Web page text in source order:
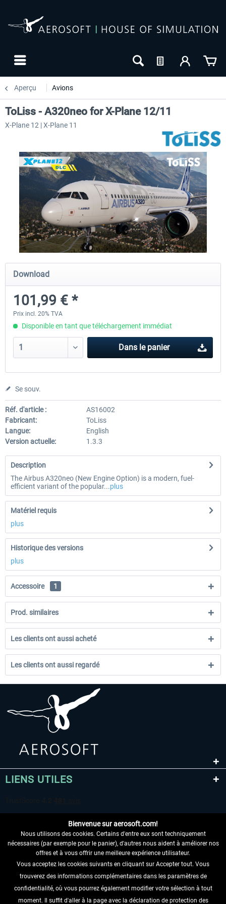
Aperçu Avions
Diamond DA-62
38,27 € *
Cessna 208 Grand Caravan
ToLiss - A320neo for X-Plane 12/11
X-Plane 12 | X-Plane 11
Download
101,99 € *
Prix incl. 20% TVA
Disponible en tant que téléchargement immédiat
Dans le panier
Se souv.
Réf. d'article :
AS16002
Fabricant:
ToLiss
Langue:
English
Version actuelle:
1.3.3
Description
The Airbus A320neo (New Engine Option) is a modern, fuel-
efficient variant of the popular...plus
Matériel requis
plus
Historique des versions
plus
Accessoire 1
Prod. similaires
Les clients ont aussi acheté
Les clients ont aussi regardé
LIENS UTILES
RENONCER AU CONTRAT ICI
INFORMATIONS
Bienvenue sur aerosoft.com!
Nous utilisons des cookies. Certains d'entre eux sont techniquement
nécessaires (par exemple pour le panier), d'autres nous aident à améliorer nos
offres et à vous offrir une meilleure expérience utilisateur.
Vous acceptez les cookies suivants en cliquant sur Accepter tout. Vous
trouverez des informations complémentaires dans les paramètres de
confidentialité, où vous pourrez également modifier votre sélection à tout
moment. Il suffit d'aller à la page avec la déclaration de protection des